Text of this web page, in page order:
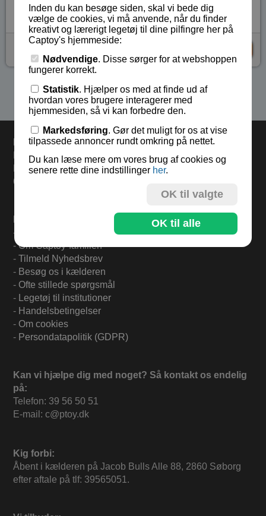
Vare nr.:PHI-6103
kr 65,-
Se flere produkter i kategorien Gaver 5 - 8 år
Levering
Bestil inden kl 13.00 og varerne sendes i dag torsdag.
Levering 33,- eller gratis ved køb over 500,-.
60 dages returret.
-
-Om Captoy-familien
- Tilmeld Nyhedsbrev
- Besøg os i kælderen
- Ofte stillede spørgsmål
- Legetøj til institutioner
- Handelsbetingelser
- Om cookies
- Persondatapolitik (GDPR)
Kan vi hjælpe dig med noget? Så kontakt os endelig
på:
Telefon: 39 56 50 51
E-mail: c@ptoy.dk
Kig forbi:
Åbent i kælderen på Jacob Bulls Alle 88, 2860 Søborg
efter aftale på tlf: 39565051.
Inden du kan besøge siden, skal vi bede dig
vælge de cookies, vi må anvende, når du finder
kreativt og lærerigt legetøj til dine pilfingre her på
Captoy's hjemmeside:
Nødvendige. Disse sørger for at webshoppen
fungerer korrekt.
Statistik. Hjælper os med at finde ud af
hvordan vores brugere interagerer med
hjemmesiden, så vi kan forbedre den.
Markedsføring. Gør det muligt for os at vise
tilpassede annoncer rundt omkring på nettet.
Du kan læse mere om vores brug af cookies og
senere rette dine indstillinger her.
OK til valgte
OK til alle